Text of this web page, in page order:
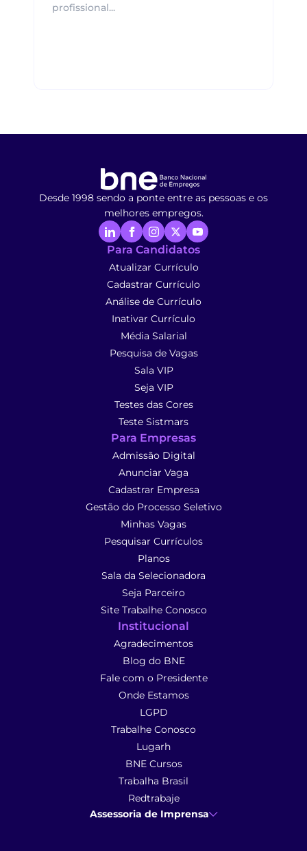
profissional...
Desde 1998 sendo a ponte entre as pessoas e os
melhores empregos.
Para Candidatos
Atualizar Currículo
Cadastrar Currículo
Análise de Currículo
Inativar Currículo
Média Salarial
Pesquisa de Vagas
Sala VIP
Seja VIP
Testes das Cores
Teste Sistmars
Para Empresas
Admissão Digital
Anunciar Vaga
Cadastrar Empresa
Gestão do Processo Seletivo
Minhas Vagas
Pesquisar Currículos
Planos
Sala da Selecionadora
Seja Parceiro
Site Trabalhe Conosco
Institucional
Agradecimentos
Blog do BNE
Fale com o Presidente
Onde Estamos
LGPD
Trabalhe Conosco
Lugarh
BNE Cursos
Trabalha Brasil
Redtrabaje
Assessoria de Imprensa